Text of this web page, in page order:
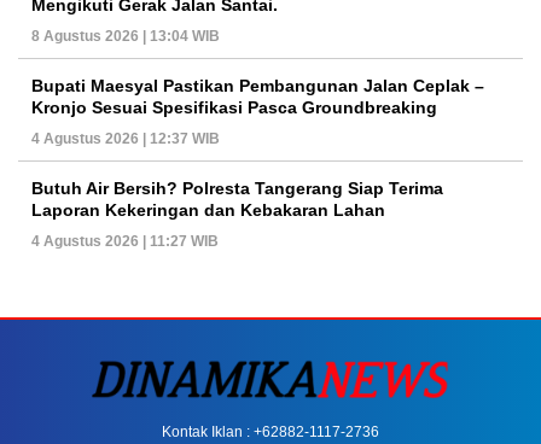
Mengikuti Gerak Jalan Santai.
8 Agustus 2026 | 13:04 WIB
Bupati Maesyal Pastikan Pembangunan Jalan Ceplak –
Kronjo Sesuai Spesifikasi Pasca Groundbreaking
4 Agustus 2026 | 12:37 WIB
Butuh Air Bersih? Polresta Tangerang Siap Terima
Laporan Kekeringan dan Kebakaran Lahan
4 Agustus 2026 | 11:27 WIB
Kontak Iklan : +62882-1117-2736